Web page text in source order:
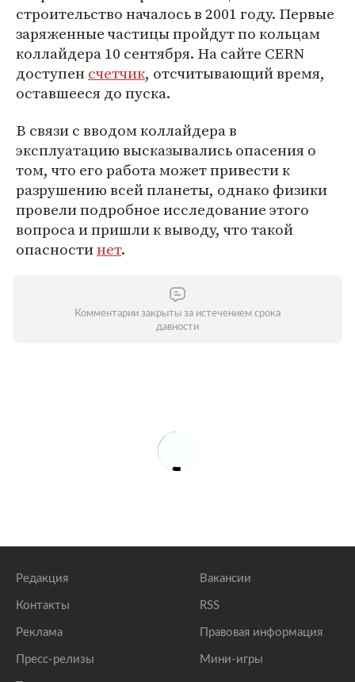
строительство началось в 2001 году. Первые
заряженные частицы пройдут по кольцам
коллайдера 10 сентября. На сайте CERN
доступенсчетчик, отсчитывающий время,
оставшееся до пуска.
В связи с вводом коллайдера в
эксплуатацию высказывались опасения о
том, что его работа может привести к
разрушению всей планеты, однако физики
провели подробное исследование этого
вопроса и пришли к выводу, что такой
опасностинет.
Комментарии закрыты за истечением срока
давности
Редакция
Контакты
Реклама
Пресс-релизы
Вакансии
RSS
Правовая информация
Мини-игры